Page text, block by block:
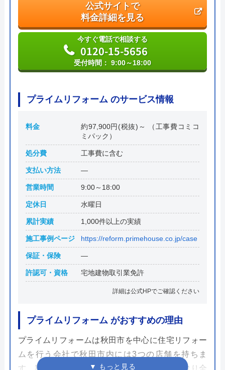
公式サイトで
料金詳細を見る
今すぐ電話で相談する
0120-15-5656
受付時間： 9:00～18:00
プライムリフォーム のサービス情報
料金
約97,900円(税抜)～ （工事費コミコ
ミパック）
処分費 工事費に含む
支払い方法 ―
営業時間 9:00～18:00
定休日 水曜日
累計実績 1,000件以上の実績
施工事例ページ https://reform.primehouse.co.jp/case
保証・保険 ―
許認可・資格 宅地建物取引業免許
詳細は公式HPでご確認ください
プライムリフォーム がおすすめの理由
プライムリフォームは秋田市を中心に住宅リフォー
ムを行う会社で秋田市内には3つの店舗を持ちま
す。秋田川尻店はショールームが併設されており全